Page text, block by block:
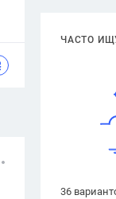
ЧАСТО
36